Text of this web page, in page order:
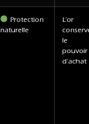
Protection
naturelle
L’or
le
pouvoir
d’achat